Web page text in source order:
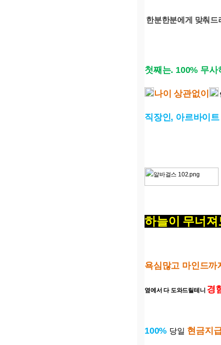
한분한분에게 맞춰
첫째는. 100% 무사
나이 상관없이
직장인, 아르바이
하늘이 무너
욕심많고 마인드
옆에서 다 도와드릴테니 경
100% 당일 현금지